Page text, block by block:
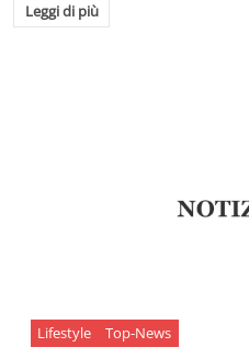
Leggi di più
Lifestyle Top-News